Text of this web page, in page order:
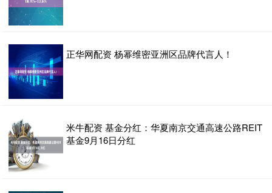
正华网配资 杨幂维密亚洲区品牌代言人！
米牛配资 基金分红：华夏南京交通高速公路REIT
基金9月16日分红